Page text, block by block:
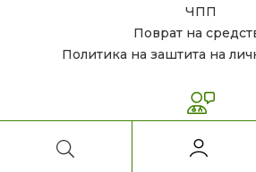
ЧПП
Поврат на
Политика на заштита на
Следете нѐ